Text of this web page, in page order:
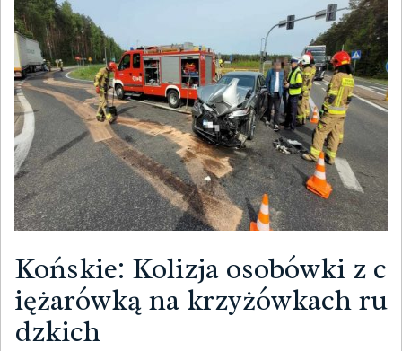
Końskie: Kolizja osobówki z c
iężarówką na krzyżówkach ru
dzkich